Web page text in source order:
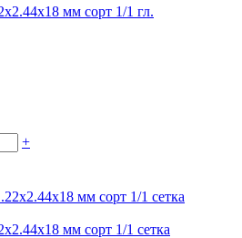
мм сорт 1/1 гл.
+
мм сорт 1/1 сетка